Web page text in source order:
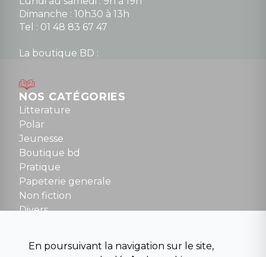
Dimanche : 10h30 à 13h
Tel : 01 48 83 67 47
La boutique BD :
Mardi au samedi : 10h à 13h / 14h à 19h
Dimanche : 10h30 à 12h30
Tel : 01 48 89 13 88
NOUS CONTACTER
contact@la-griffe-noire.com
NOS CATÉGORIES
Litterature
Polar
Jeunesse
Boutique bd
Pratique
Papeterie generale
Non fiction
Divers
Para scolaire
En poursuivant la navigation sur le site,